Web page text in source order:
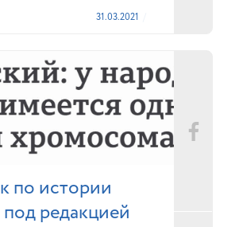
31.03.2021
по истории
под редакцией